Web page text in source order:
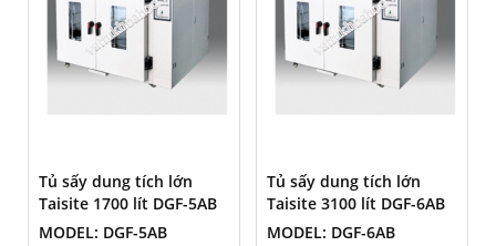
Tủ sấy dung tích lớn
Taisite 1700 lít DGF-5AB
MODEL: DGF-5AB
Tủ sấy dung tích lớn
Taisite 3100 lít DGF-6AB
MODEL: DGF-6AB